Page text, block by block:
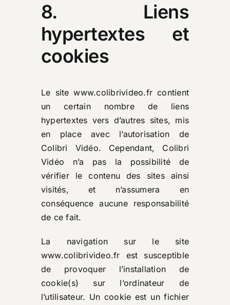
8. Liens
hypertextes et
cookies
Le sitewww.colibrivideo.fr contient
un certain nombre de liens
hypertextes vers d’autres sites, mis
en place avec l’autorisation de
Colibri Vidéo. Cependant, Colibri
Vidéo n’a pas la possibilité de
vérifier le contenu des sites ainsi
visités, et n’assumera en
conséquence aucune responsabilité
de ce fait.
La navigation sur le site
www.colibrivideo.fr est susceptible
de provoquer l’installation de
cookie(s) sur l’ordinateur de
l’utilisateur. Un cookie est un fichier